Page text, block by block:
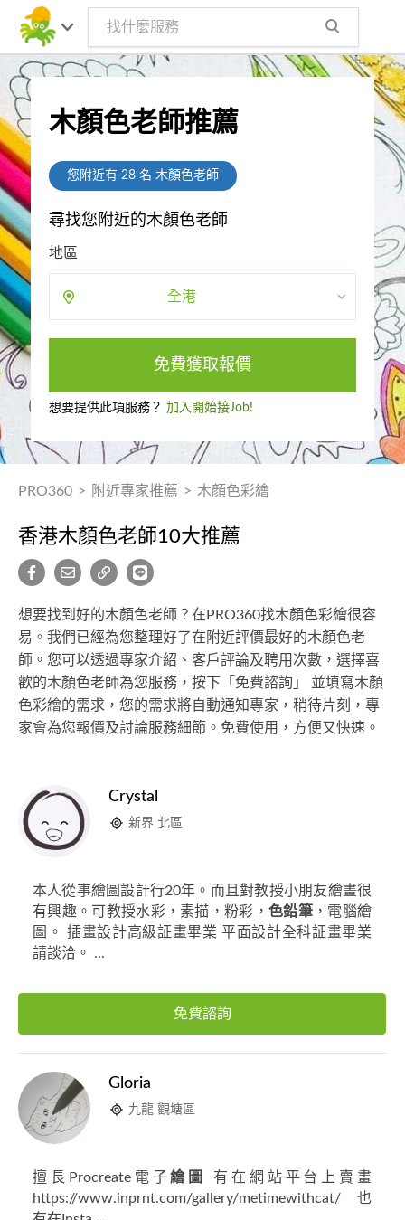
木顏色老師推薦
您附近有 28名 木顏色老師
尋找您附近的木顏色老師
地區
全港
免費獲取報價
想要提供此項服務？ 加入開始接Job!
PRO360 > 附近專家推薦 > 木顏色彩繪
香港木顏色老師10大推薦
想要找到好的木顏色老師？在PRO360找木顏色彩繪很容
易。我們已經為您整理好了在附近評價最好的木顏色老
師。您可以透過專家介紹、客戶評論及聘用次數，選擇喜
歡的木顏色老師為您服務，按下「免費諮詢」 並填寫木顏
色彩繪的需求，您的需求將自動通知專家，稍待片刻，專
家會為您報價及討論服務細節。免費使用，方便又快速。
Crystal
新界 北區
本人從事繪圖設計行20年。而且對教授小朋友繪畫很
有興趣。可教授水彩，素描，粉彩，色鉛筆 ，電腦繪
圖。 插畫設計高級証畫畢業 平面設計全科証畫畢業
請談洽。 ...
免費諮詢
Gloria
九龍 觀塘區
擅長Procreate電子繪圖
有在網站平台上賣畫
https://www.inprnt.com/gallery/metimewithcat/ 也